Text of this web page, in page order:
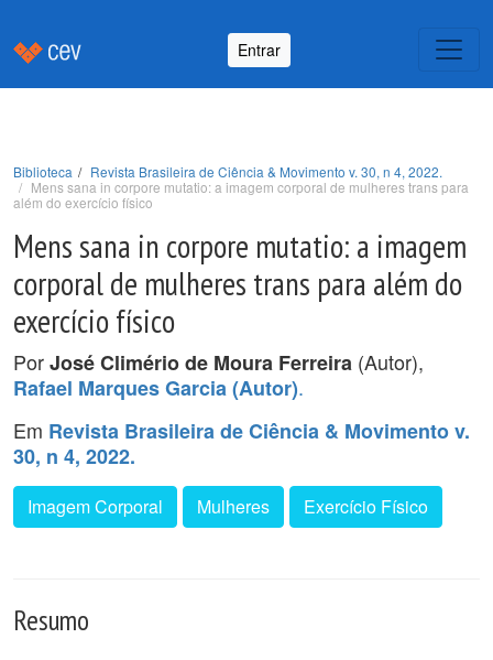
Entrar
Biblioteca
Revista Brasileira de Ciência & Movimento v. 30, n 4, 2022.
Mens sana in corpore mutatio: a imagem corporal de mulheres trans para
além do exercício físico
Mens sana in corpore mutatio: a imagem
corporal de mulheres trans para além do
exercício físico
PorJosé Climério de Moura Ferreira (Autor),
Rafael Marques Garcia (Autor).
Em Revista Brasileira de Ciência & Movimento v.
30, n 4, 2022.
Imagem Corporal Mulheres Exercício Físico
Resumo